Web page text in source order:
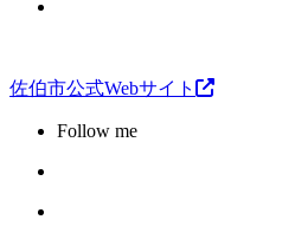
佐伯市公式Webサイト
Follow me